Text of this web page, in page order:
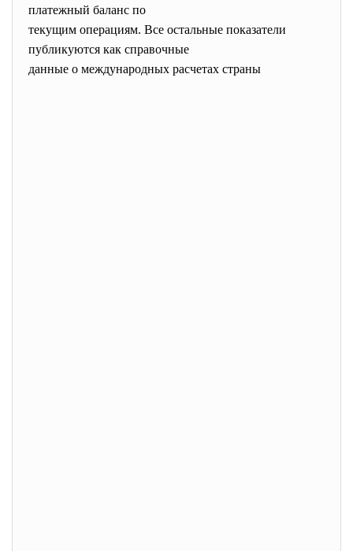
платежный баланс по
текущим операциям. Все остальные показатели
публикуются как справочные
данные о международных расчетах страны